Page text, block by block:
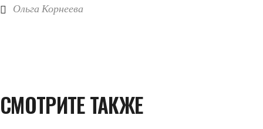
Ольга Корнеева
СМОТРИТЕ ТАКЖЕ